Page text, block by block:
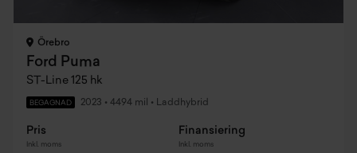
Örebro
Ford Puma
ST-Line 125 hk
BEGAGNAD 2023 • 4494 mil • Laddhybrid
Pris
Inkl. moms
Finansiering
Inkl. moms